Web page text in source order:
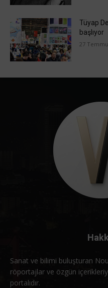
Tüyap
başlıyor
27
Sanat ve bilimi buluşturan
röportajlar ve özgün
portalıdır.